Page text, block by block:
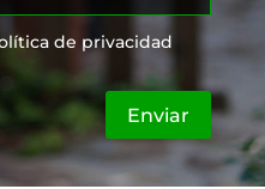
de privacidad
Enviar